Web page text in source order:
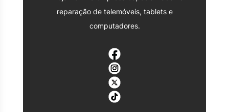
reparação de telemóveis, tablets e
computadores.